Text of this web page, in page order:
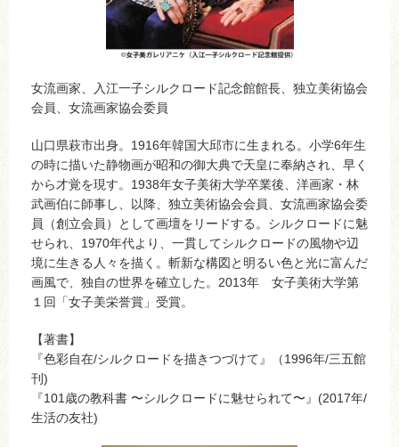
女流画家、入江一子シルクロード記念館館長、独立美術協会
会員、女流画家協会委員
山口県萩市出身。1916年韓国大邱市に生まれる。小学6年生
の時に描いた静物画が昭和の御大典で天皇に奉納され、早く
から才覚を現す。1938年女子美術大学卒業後、洋画家・林
武画伯に師事し、以降、独立美術協会会員、女流画家協会委
員（創立会員）として画壇をリードする。シルクロードに魅
せられ、1970年代より、一貫してシルクロードの風物や辺
境に生きる人々を描く。斬新な構図と明るい色と光に富んだ
画風で、独自の世界を確立した。2013年 女子美術大学第
１回「女子美栄誉賞」受賞。
【著書】
『色彩自在/シルクロードを描きつづけて』（1996年/三五館
刊)
『101歳の教科書 〜シルクロードに魅せられて〜』(2017年/
生活の友社)